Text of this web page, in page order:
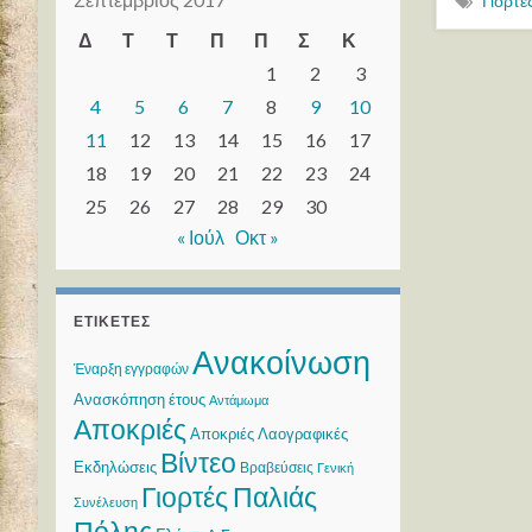
Δ
Τ Τ Π Π Σ
Κ
1
2
3
4
5 6 7 8 9
10
11
12 13 14 15 16
17
18
19 20 21 22 23
24
25
26 27 28 29
30
« Ιούλ Οκτ »
ΕΤΙΚΈΤΕΣ
Έναρξη εγγραφών Ανακοίνωση
Ανασκόπηση έτους Αντάμωμα
Αποκριές Αποκριές Λαογραφικές
Εκδηλώσεις Βίντεο Βραβεύσεις Γενική
Συνέλευση Γιορτές Παλιάς